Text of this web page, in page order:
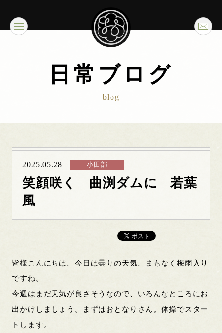
日常ブログ
blog
2025.05.28 小田部
笑顔咲く 曲渕ダムに 若葉
風
皆様こんにちは。今日は曇りの天気。まもなく梅雨入り
ですね。
今週はまだ天気が良さそうなので、いろんなところにお
出かけしましょう。まずはおとなりさん。体操でスター
トします。